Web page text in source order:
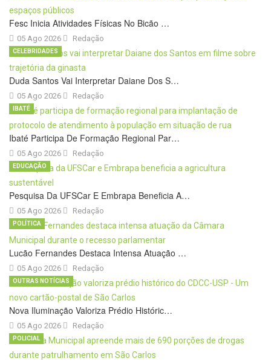
Fesc Inicia Atividades Físicas No Bicão …
05 Ago 2026 Redação
Duda Santos Vai Interpretar Daiane Dos S…
05 Ago 2026
CELEBRIDADES
Redação
Ibaté Participa De Formação Regional Par…
05 Ago 2026
IBATÉ
Redação
Pesquisa Da UFSCar E Embrapa Beneficia A…
05 Ago 2026
EDUCAÇÃO
Redação
Lucão Fernandes Destaca Intensa Atuação …
05 Ago 2026
POLÍTICA
Redação
Nova Iluminação Valoriza Prédio Históric…
05 Ago 2026
OUTRAS NOTÍCIAS
Redação
POLICIAL